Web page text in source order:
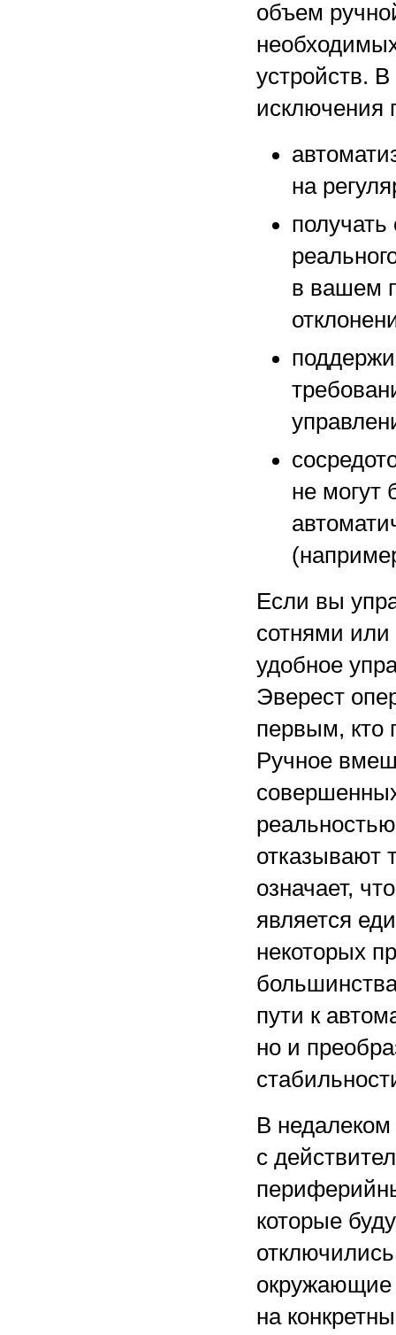
объем
устройств.
исключения
на
в вашем
не могут
Если вы
сотнями
удобное
Эверест
первым, кто
Ручное
отказывают
означает,
является
некоторых
пути к
но и
В
с
которые
окружающие
на